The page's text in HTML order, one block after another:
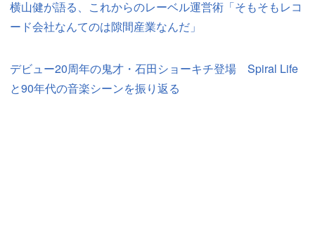
横山健が語る、これからのレーベル運営術「そもそもレコ
ード会社なんてのは隙間産業なんだ」
デビュー20周年の鬼才・石田ショーキチ登場 Spiral Life
と90年代の音楽シーンを振り返る